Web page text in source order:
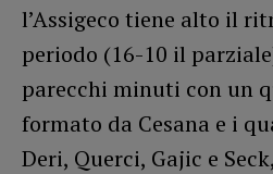
l’Assigeco tiene alto il
periodo (16-10 il
parecchi minuti con un
formato da Cesana e i
Deri, Querci, Gajic e